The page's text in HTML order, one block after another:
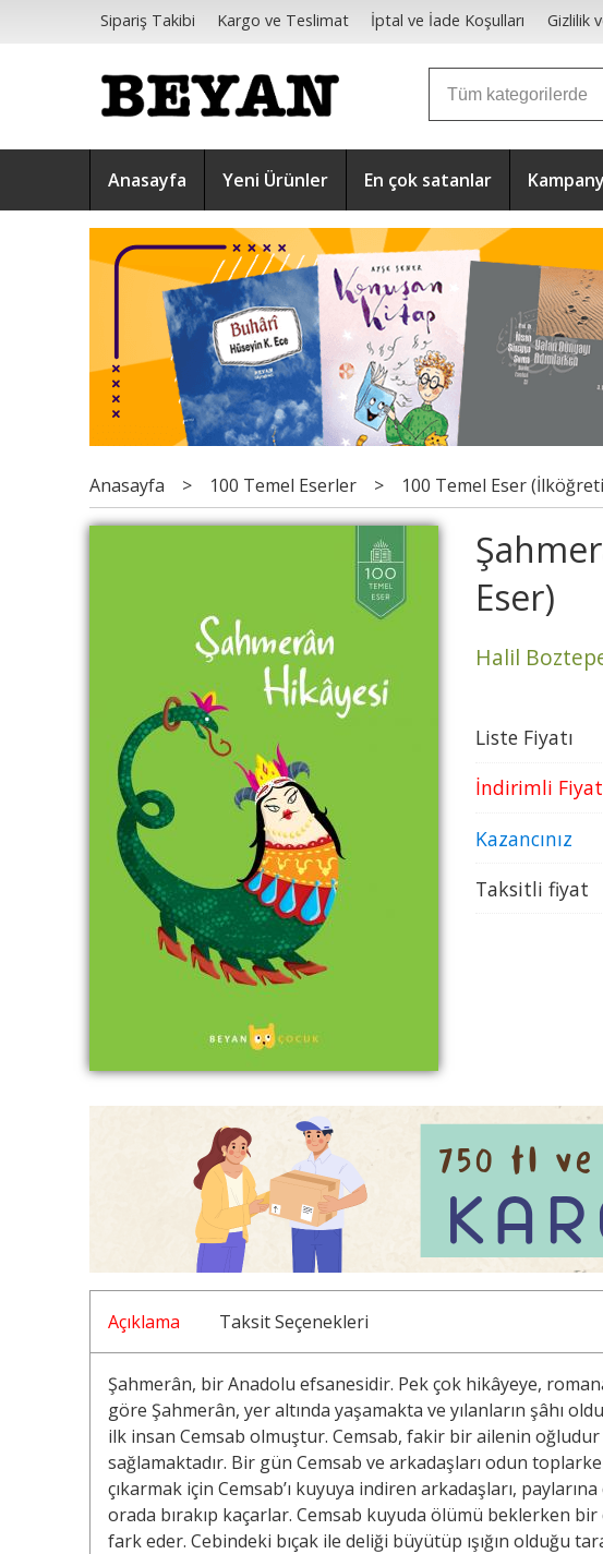
Sipariş Takibi Kargo ve Teslimat İptal ve İade Koşulları Gizlilik
Anasayfa Yeni Ürünler En çok satanlar
Anasayfa > 100 Temel Eserler > 100 Temel Eser
Eser)
Halil
Liste Fiyatı
İndirimli Fiyat
Kazancınız
Taksitli fiyat
Açıklama Taksit Seçenekleri
Şahmerân, bir Anadolu efsanesidir. Pek çok hikâyeye,
göre Şahmerân, yer altında yaşamakta ve yılanların şâhı
ilk insan Cemsab olmuştur. Cemsab, fakir bir ailenin
sağlamaktadır. Bir gün Cemsab ve arkadaşları odun
çıkarmak için Cemsab’ı kuyuya indiren arkadaşları,
orada bırakıp kaçarlar. Cemsab kuyuda ölümü beklerken bir
fark eder. Cebindeki bıçak ile deliği büyütüp ışığın olduğu